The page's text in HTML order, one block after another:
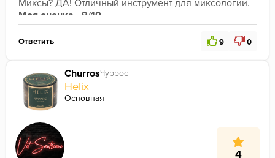
Миксы? ДА! Отличный инструмент для миксологии.
Моя оценка - 9/10.
Ответить 9 0
ChurrosЧуррос
Helix
Основная
4